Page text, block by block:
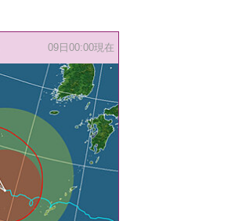
09日00:00現在